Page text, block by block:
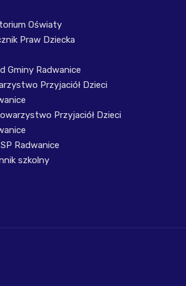
Oświaty
Praw Dziecka
Gminy Radwanice
Przyjaciół Dzieci
Przyjaciół Dzieci
Radwanice
szkolny